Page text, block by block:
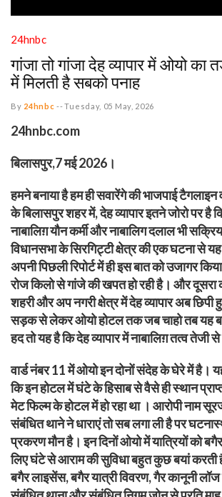
24hnbc
गांजा तो गांजा देह व्यापार में ओयो का
में मिलती है सबको पनाह
By 24hnbc --Tuesday, 05 May, 2026
24hnbc.com
बिलासपुर,7 मई 2026।
हमने बनाया है हम ही सवारेंगे की भाजपाई टैगलाइन
के बिलासपुर शहर में, देह व्यापार इतने जोरो पर है
नाबालिग़ यौन कर्मी और नाबालिग दलाल भी
विधानसभा के सिरगिट्टी क्षेत्र की एक घटना से
अपनी पिछली रिपोर्ट में ही इस बात को उजागर
रोज किलो से गांजे की खपत हो रही है। और दूसरा
शहरी और अप नगरी क्षेत्र में देह व्यापार अब छिपी
सड़क से लेकर ओयो होटल तक जब चाहो तब यह
हद तो यह है कि देह व्यापार में नाबालिग़ तत्व तेजी
वार्ड नंबर 11 में ओयो इन दोनों संदेह के घेरे में है।
कि इन होटल में घंटे के हिसाब से वैसे ही स्थान
मेट फिल्म के होटल में हो रहा था । आरोपी नाम
संबंधित थाने ने धाराएं तो सब लगा ली है पर
प्रकरण मौन है। इन दिनों ओयो में यात्रियों को
लिए घंटे से आराम की सुविधा बहुत कुछ बयां करती
बगैर लाइसेंस, बगैर यात्री विवरण, गैर कानूनी